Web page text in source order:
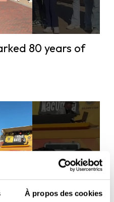
À propos des cookies
80 years of